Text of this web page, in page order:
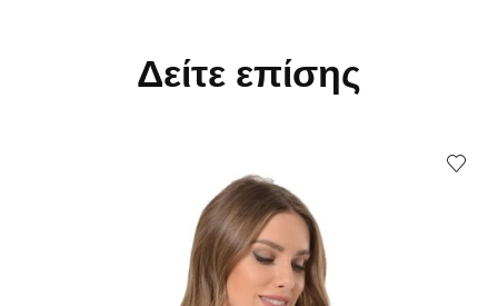
Δείτε επίσης